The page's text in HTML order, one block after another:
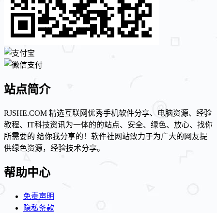
站点简介
RJSHE.COM 精选互联网优秀手机软件分享、电脑资源、经验
教程、IT科技资讯为一体的的站点、安全、绿色、放心、找你
所需要的 给你我分享的！软件社网站致力于为广大的网友提
供绿色资源，经验技术分享。
帮助中心
免责声明
隐私条款